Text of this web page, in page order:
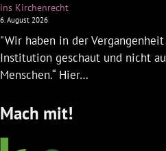
ins Kirchenrecht
6. August 2026
"Wir haben in der
Institution geschaut und nicht
Menschen.“ Hier…
Mach mit!